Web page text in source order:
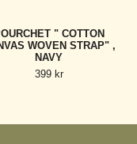
" COTTON
WOVEN STRAP" ,
NAVY
399 kr